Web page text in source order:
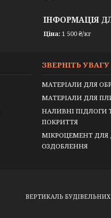
ІНФОРМАЦІЯ
Ціна: 1 500 ₴/кг
ЗВЕРНІТЬ УВАГУ
МАТЕРІАЛИ ДЛЯ
МАТЕРІАЛИ ДЛЯ
НАЛИВНІ ПІДЛОГИ
ПОКРИТТЯ
МІКРОЦЕМЕНТ ДЛЯ
ОЗДОБЛЕННЯ